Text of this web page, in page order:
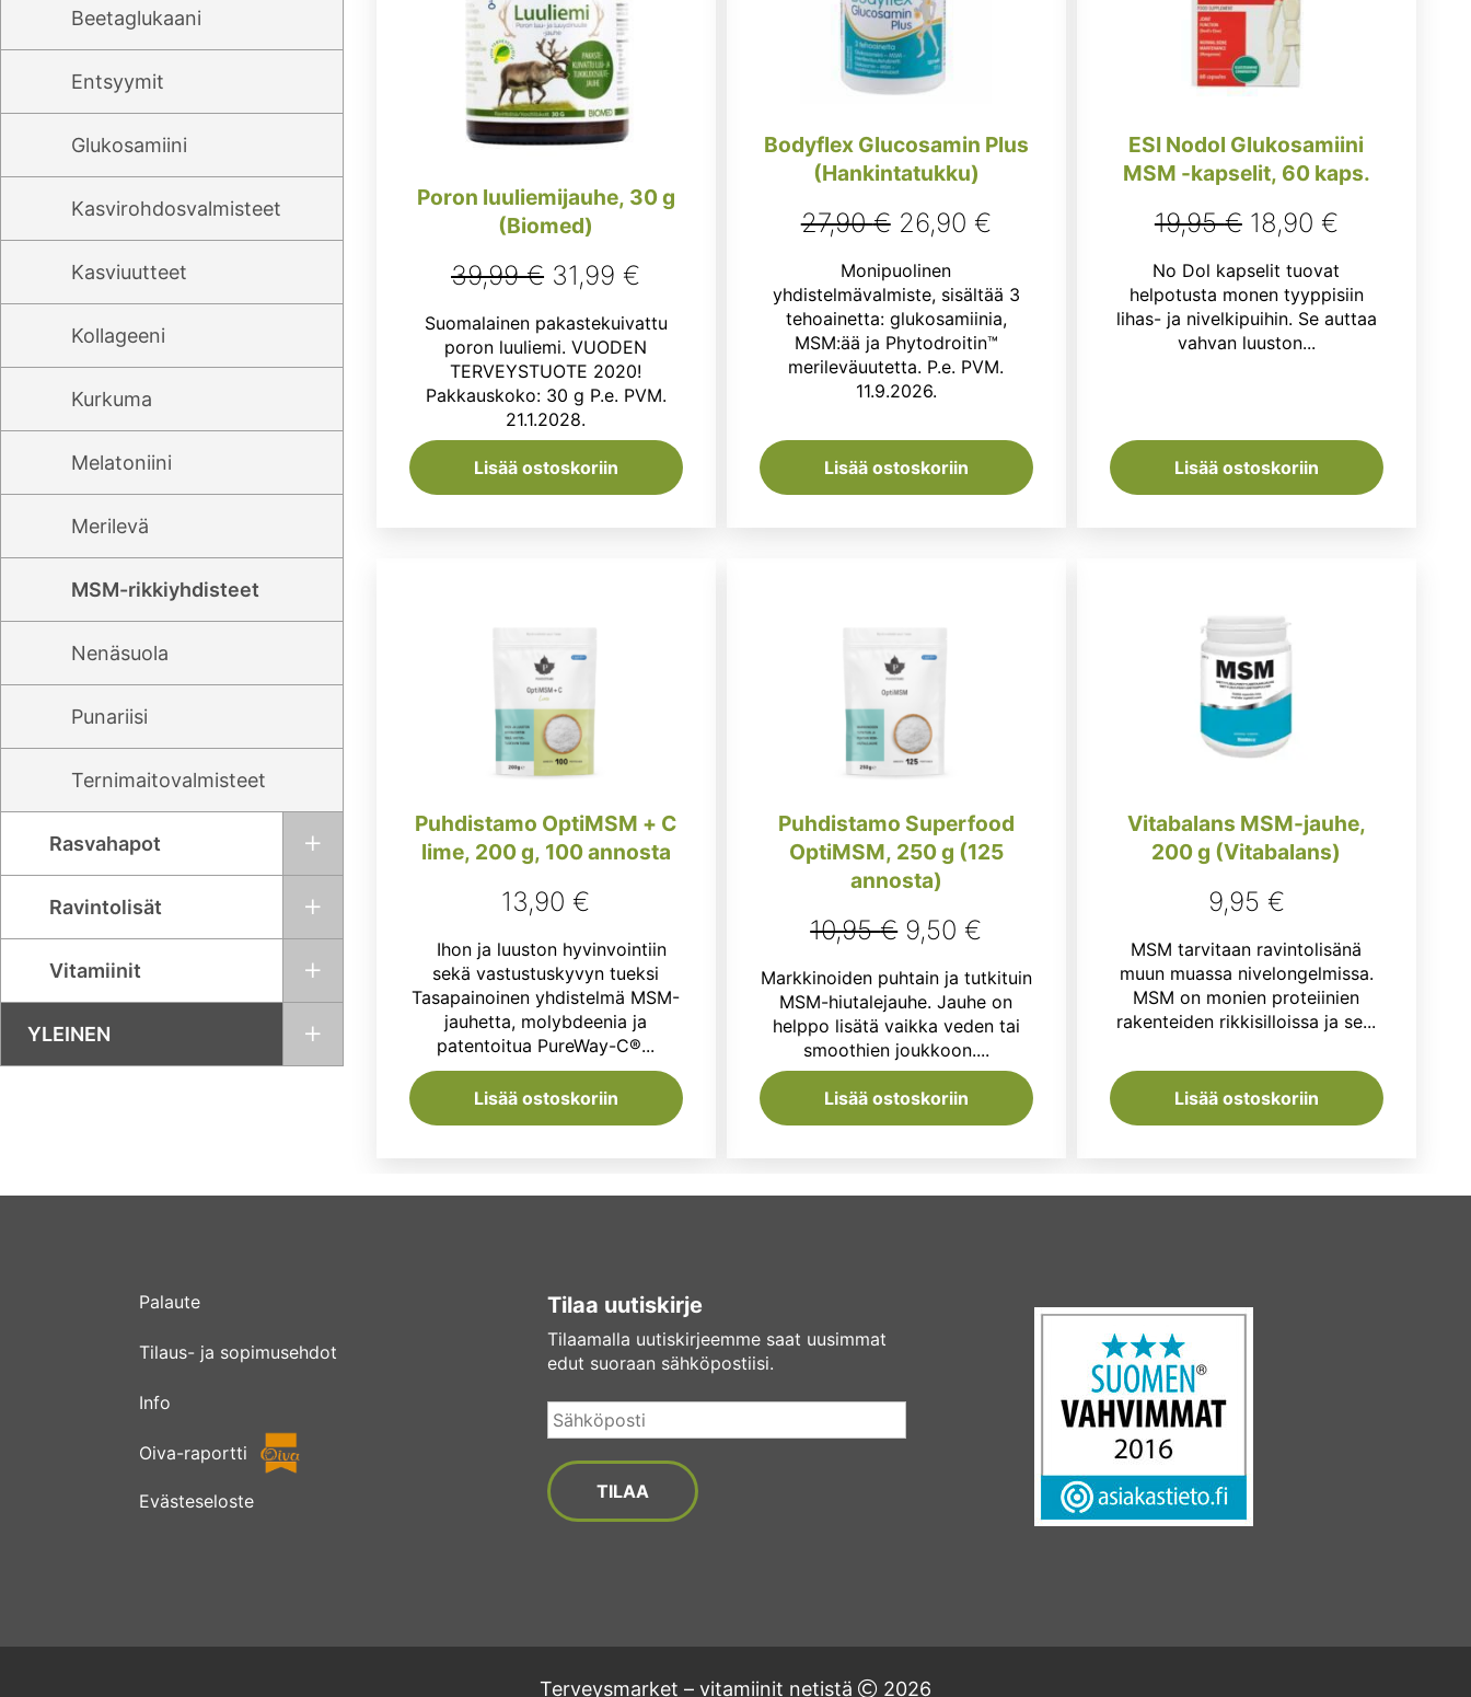
Beetaglukaani
Entsyymit
Glukosamiini
Kasvirohdosvalmisteet
Kasviuutteet
Kollageeni
Kurkuma
Melatoniini
Merilevä
MSM-rikkiyhdisteet
Nenäsuola
Punariisi
Ternimaitovalmisteet
Rasvahapot
Ravintolisät
Vitamiinit
YLEINEN
Poron luuliemijauhe, 30 g
(Biomed)
39,99€ Alkuperäinen
hinta
oli:
39,99 €.
31,99 €
hinta
on:
31,99 €.
Suomalainen pakastekuivattu
poron luuliemi. VUODEN
TERVEYSTUOTE 2020!
Pakkauskoko: 30 g P.e. PVM.
21.1.2028.
Lisää ostoskoriin
Bodyflex Glucosamin Plus
(Hankintatukku)
27,90€ Alkuperäinen
hinta
oli:
27,90 €.
26,90 €Nykyinen
on:
26,90 €.
Monipuolinen
yhdistelmävalmiste, sisältää 3
tehoainetta: glukosamiinia,
MSM:ää ja Phytodroitin™
merileväuutetta. P.e. PVM.
11.9.2026.
Lisää ostoskoriin
ESI Nodol Glukosamiini
MSM -kapselit, 60 kaps.
19,95€ Alkuperäinen
hinta
oli:
19,95 €.
18,90 €Nykyinen
hinta
on:
18,90 €.
No Dol kapselit tuovat
helpotusta monen tyyppisiin
lihas- ja nivelkipuihin. Se auttaa
vahvan luuston...
Lisää ostoskoriin
Puhdistamo OptiMSM + C
lime, 200 g, 100 annosta
13,90 €
Ihon ja luuston hyvinvointiin
sekä vastustuskyvyn tueksi
Tasapainoinen yhdistelmä MSM-
jauhetta, molybdeenia ja
patentoitua PureWay-C®...
Lisää ostoskoriin
Puhdistamo Superfood
OptiMSM, 250 g (125
annosta)
10,95€ Alkuperäinen
hinta
oli:
10,95 €.
9,50 €
hinta
on:
9,50 €.
Markkinoiden puhtain ja tutkituin
MSM-hiutalejauhe. Jauhe on
helppo lisätä vaikka veden tai
smoothien joukkoon....
Lisää ostoskoriin
Vitabalans MSM-jauhe,
200 g (Vitabalans)
9,95 €
MSM tarvitaan ravintolisänä
muun muassa nivelongelmissa.
MSM on monien proteiinien
rakenteiden rikkisilloissa ja se...
Lisää ostoskoriin
Palaute
Tilaus- ja sopimusehdot
Info
Oiva-raportti
Evästeseloste
Tilaa uutiskirje
Tilaamalla uutiskirjeemme saat uusimmat
edut suoraan sähköpostiisi.
Sähköposti
Terveysmarket – vitamiinit netistä 2026